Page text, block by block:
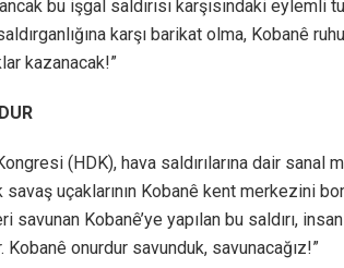
bu işgal saldırısı karşısındaki eylemli
karşı barikat olma, Kobanê
kazanacak!”
(HDK), hava saldırılarına dair sanal
savaş uçaklarının Kobanê kent merkezini
Kobanê’ye yapılan bu saldırı,
Kobanê onurdur savunduk, savunacağız!”